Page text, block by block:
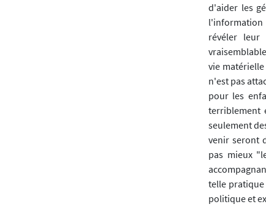
d'aider les
l'information
révéler
vie
n'est pas
pour les
terriblement
seulement
venir seront
pas mieux
telle
politique et